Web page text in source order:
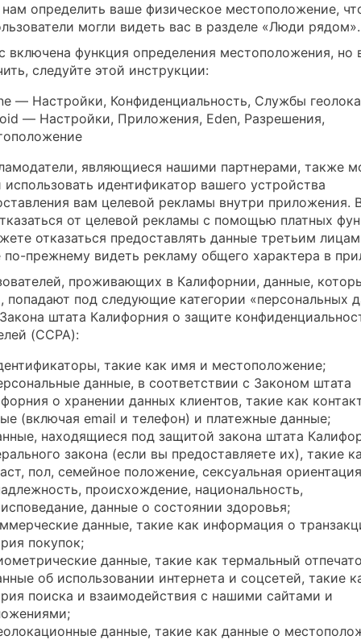
определить ваше физическое местоположение,
могли видеть вас в разделе «Люди рядом».
включена функция определения местоположения, но
следуйте этой инструкции:
— Настройки, Конфиденциальность, Службы
— Настройки, Приложения, Eden, Разрешения,
являющиеся нашими партнерами, также
использовать идентификатор вашего устройства
вам целевой рекламы внутри приложения.
от целевой рекламы с помощью платных
отказаться предоставлять данные третьим
по-прежнему видеть рекламу общего характера в
проживающих в Калифорнии, данные,
попадают под следующие категории «персональных
штата Калифорния о защите
(CCPA):
такие как имя и местоположение;
данные, в соответствии с Законом штата
о хранении данных клиентов, такие как
(включая email и телефон) и платежные данные;
находящиеся под защитой закона штата
закона (если вы предоставляете их), такие
пол, семейное положение, сексуальная
происхождение, национальность,
данные о состоянии здоровья;
данные, такие как информация о
покупок;
данные, такие как термальный
об использовании интернета и соцсетей, такие
поиска и взаимодействия с нашими сайтами и
данные, такие как данные о